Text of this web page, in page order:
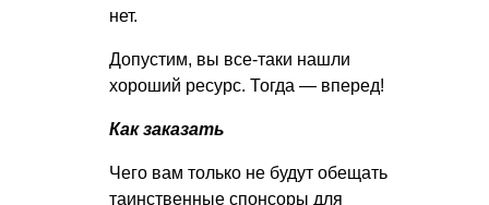
нет.
Допустим, вы все-таки нашли
хороший ресурс. Тогда — вперед!
Как заказать
Чего вам только не будут обещать
таинственные спонсоры для